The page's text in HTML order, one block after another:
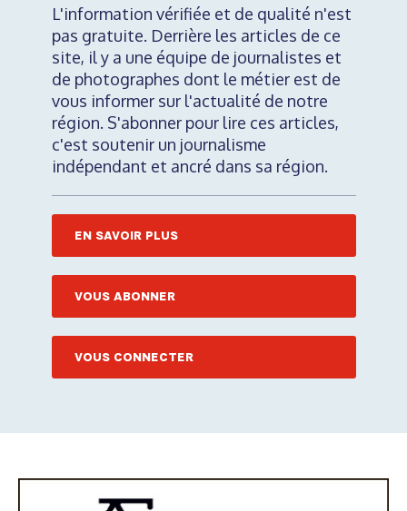
L'information vérifiée et de qualité n'est
pas gratuite. Derrière les articles de ce
site, il y a une équipe de journalistes et
de photographes dont le métier est de
vous informer sur l'actualité de notre
région. S'abonner pour lire ces articles,
c'est soutenir un journalisme
indépendant et ancré dans sa région.
EN SAVOIR PLUS
VOUS ABONNER
VOUS CONNECTER